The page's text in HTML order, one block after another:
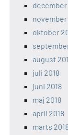
december
november
oktober
august
juli 2018
juni 2018
maj 2018
april 2018
marts